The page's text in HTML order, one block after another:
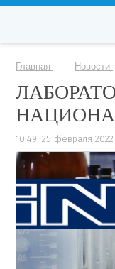
Главная Новости
10:49, 25 февраля 2022